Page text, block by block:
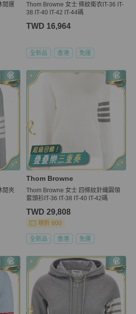
閒運
Thom Browne 女士 條紋衛衣IT-36 IT-
38 IT-40 IT-42 IT-44碼
TWD 16,964
全新品 香港 免運
閒夾
Thom Browne
Thom Browne 女士 四條紋針織圓領
套頭衫IT-36 IT-38 IT-40 IT-42碼
TWD 29,808
現折 800
全新品 香港 免運